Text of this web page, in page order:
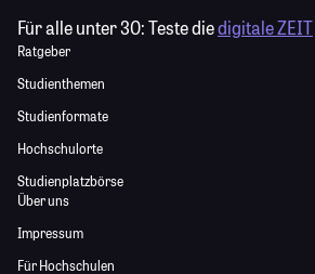
Für alle unter 30:Teste diedigitale ZEIT
Ratgeber
Studienthemen
Studienformate
Hochschulorte
Studienplatzbörse
Über uns
Impressum
Für Hochschulen